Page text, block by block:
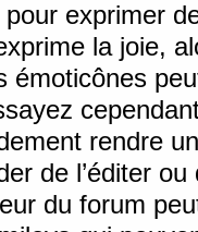
exprimer
la joie,
émoticônes
rendre
de l’éditer
du forum